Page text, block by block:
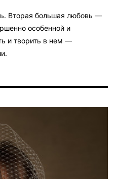
Вторая большая любовь —
особенной и
и творить в нем —